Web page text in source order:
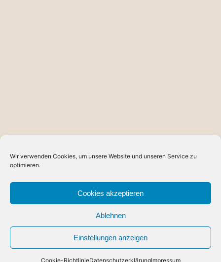
Wir verwenden Cookies, um unsere Website und unseren Service zu
optimieren.
Cookies akzeptieren
Ablehnen
Einstellungen anzeigen
Cookie-RichtlinieDatenschutzerklärungImpressum